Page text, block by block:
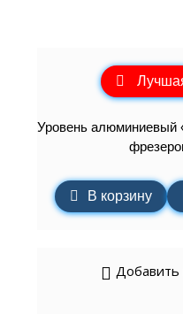
Уровень алюминиевый
В корзину
Добавить